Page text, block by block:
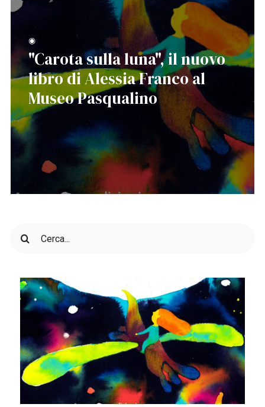
◉
"Carota sulla luna", il nuovo
libro di Alessia Franco al
Museo Pasqualino
per: